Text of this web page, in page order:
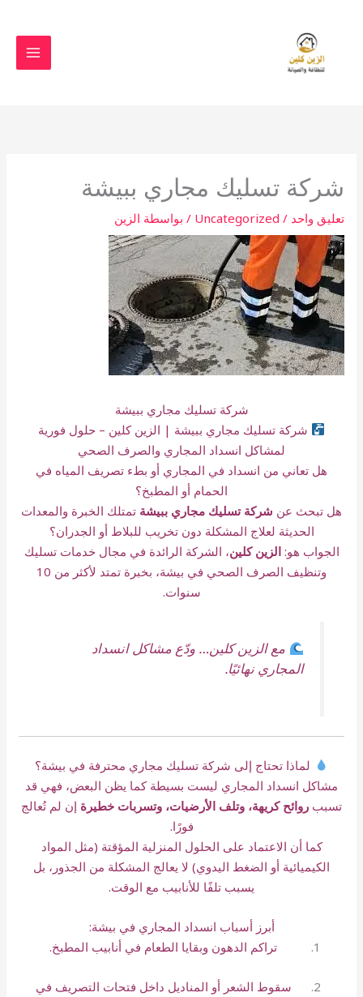
شركة تسليك مجاري ببيشة
تعليق واحد /
Uncategorized / بواسطة الزين
شركة تسليك مجاري ببيشة
شركة تسليك مجاري ببيشة | الزين كلين – حلول فورية
لمشاكل انسداد المجاري والصرف الصحي
هل تعاني من انسداد في المجاري أو بطء تصريف المياه في
الحمام أو المطبخ؟
هل تبحث عن شركة تسليك مجاري ببيشة تمتلك الخبرة والمعدات
الحديثة لعلاج المشكلة دون تخريب للبلاط أو الجدران؟
الجواب هو:الزين كلين، الشركة الرائدة في مجال خدمات تسليك
وتنظيف الصرف الصحي في بيشة، بخبرة تمتد لأكثر من 10
سنوات.
مع الزين كلين… ودّع مشاكل انسداد
المجاري نهائيًا.
لماذا تحتاج إلى شركة تسليك مجاري محترفة في بيشة؟
مشاكل انسداد المجاري ليست بسيطة كما يظن البعض، فهي قد
تسبب روائح كريهة، وتلف الأرضيات، وتسربات خطيرة إن لم تُعالج
فورًا.
كما أن الاعتماد على الحلول المنزلية المؤقتة (مثل المواد
الكيميائية أو الضغط اليدوي) لا يعالج المشكلة من الجذور، بل
يسبب تلفًا للأنابيب مع الوقت.
أبرز أسباب انسداد المجاري في بيشة:
تراكم الدهون وبقايا الطعام في أنابيب المطبخ.
سقوط الشعر أو المناديل داخل فتحات التصريف في